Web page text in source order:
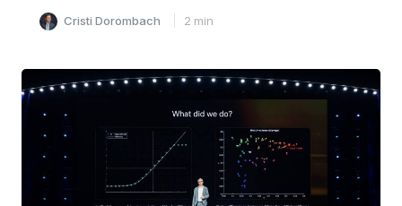
Cristi Dorombach 2 min